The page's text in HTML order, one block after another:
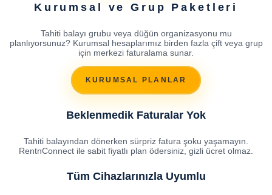
Kurumsal ve Grup Paketleri
Tahiti balayı grubu veya düğün organizasyonu mu
planlıyorsunuz? Kurumsal hesaplarımız birden fazla çift veya grup
için merkezi faturalama sunar.
KURUMSAL PLANLAR
Beklenmedik Faturalar Yok
Tahiti balayından dönerken sürpriz fatura şoku yaşamayın.
RentnConnect ile sabit fiyatlı plan ödersiniz, gizli ücret olmaz.
Tüm Cihazlarınızla Uyumlu